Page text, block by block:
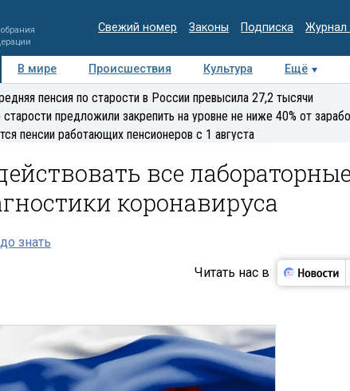
Свежий номер Законы Подписка Журнал
В мире Происшествия Культура Ещё
Медиацентр Интервью Колумнисты
пенсия по старости в России превысила 27,2 тысячи
предложили закрепить на уровне не ниже 40% от
пенсии работающих пенсионеров с 1 августа
все лабораторные
коронавируса
знать
Читать нас в